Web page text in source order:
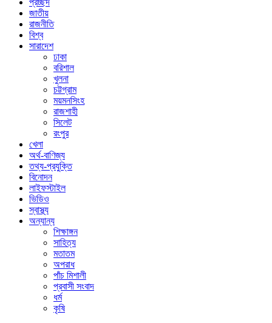
প্রচ্ছদ
জাতীয়
রাজনীতি
বিশ্ব
সারাদেশ
ঢাকা
বরিশাল
খুলনা
চট্টগ্রাম
ময়মনসিংহ
রাজশাহী
সিলেট
রংপুর
খেলা
অর্থ-বাণিজ্য
তথ্য-প্রযুক্তি
বিনোদন
লাইফস্টাইল
ভিডিও
স্বাস্থ্য
অন্যান্য
শিক্ষাঙ্গন
সাহিত্য
মতাতম
অপরাধ
পাঁচ মিশালী
প্রবাসী সংবাদ
ধর্ম
কৃষি